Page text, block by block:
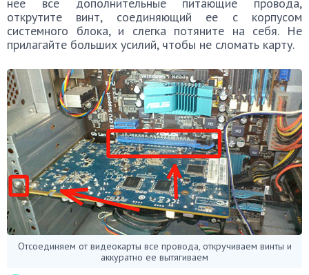
нее все дополнительные питающие провода,
открутите винт, соединяющий ее с корпусом
системного блока, и слегка потяните на себя. Не
прилагайте больших усилий, чтобы не сломать карту.
Отсоединяем от видеокарты все провода, откручиваем винты и
аккуратно ее вытягиваем